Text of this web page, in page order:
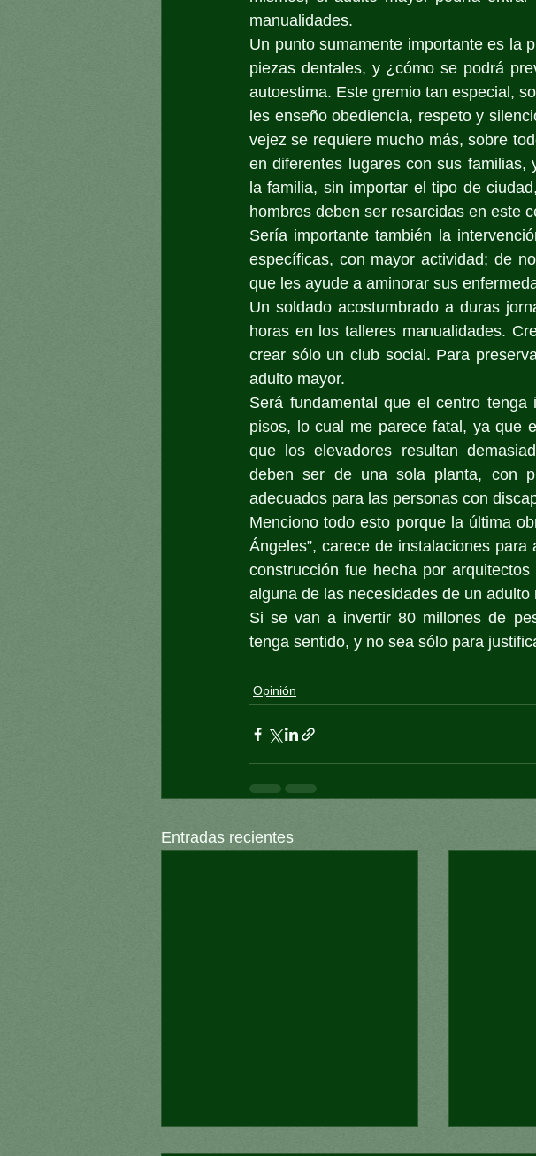
manualidades.
Un punto sumamente importante es la
piezas dentales, y ¿cómo se podrá
autoestima. Este gremio tan especial,
les enseño obediencia, respeto y
vejez se requiere mucho más, sobre
en diferentes lugares con sus familias,
la familia, sin importar el tipo de
hombres deben ser resarcidas en este
Sería importante también la
específicas, con mayor actividad; de
que les ayude a aminorar sus
Un soldado acostumbrado a duras
horas en los talleres manualidades.
crear sólo un club social. Para
adulto mayor.
Será fundamental que el centro
pisos, lo cual me parece fatal, ya que
que los elevadores resultan
deben ser de una sola planta, con
adecuados para las personas con
Menciono todo esto porque la última
Ángeles”, carece de instalaciones
construcción fue hecha por
alguna de las necesidades de un adulto
Si se van a invertir 80 millones de
tenga sentido, y no sea sólo para
Opinión
Entradas recientes